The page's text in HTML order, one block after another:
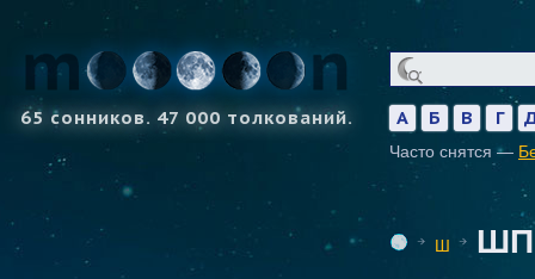
65 сонников. 47 000 толкований. А Б В Г
Часто снятся —
Ш